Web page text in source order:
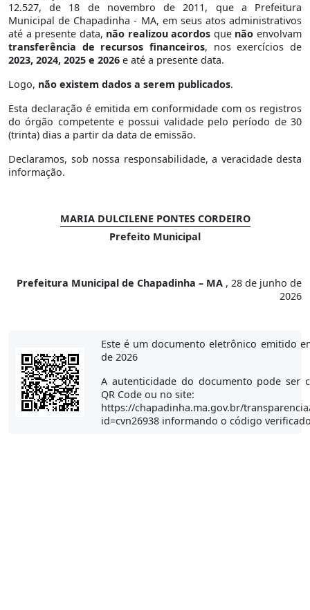
12.527, de 18 de novembro de 2011, que a Prefeitura
Municipal de Chapadinha - MA, em seus atos administrativos
até a presente data, não realizou acordos que não envolvam
transferência de recursos financeiros, nos exercícios de
2023, 2024, 2025 e 2026 e até a presente data.
Logo, não existem dados a serem publicados.
Esta declaração é emitida em conformidade com os registros
do órgão competente e possui validade pelo período de 30
(trinta) dias a partir da data de emissão.
Declaramos, sob nossa responsabilidade, a veracidade desta
informação.
MARIA DULCILENE PONTES CORDEIRO
Prefeito Municipal
Prefeitura Municipal de Chapadinha – MA , 28 de junho de
2026
Este é um documento eletrônico emitido
de 2026
A autenticidade do documento pode ser
QR Code ou no site:
https://chapadinha.ma.gov.br/
id=cvn26938 informando o código